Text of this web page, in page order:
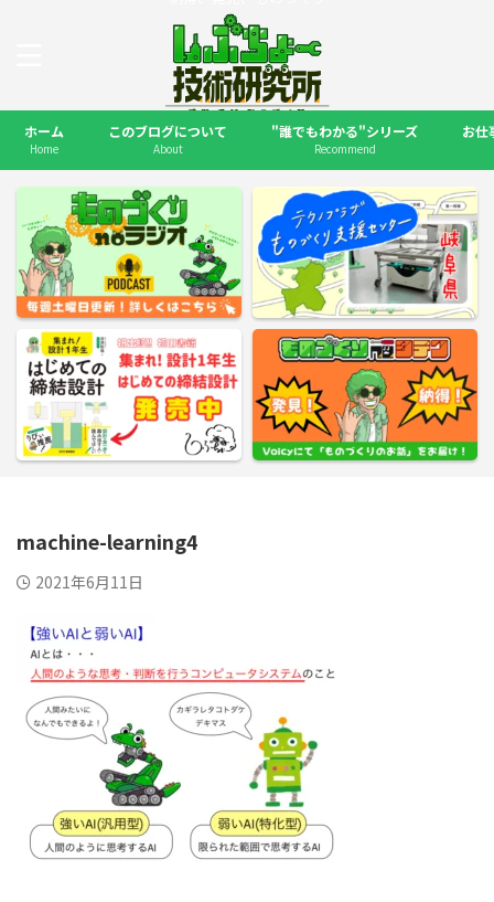
ホーム
Home
このブログについて
About
"誰でもわかる"シリーズ
Recommend
お仕
machine-learning4
2021年6月11日